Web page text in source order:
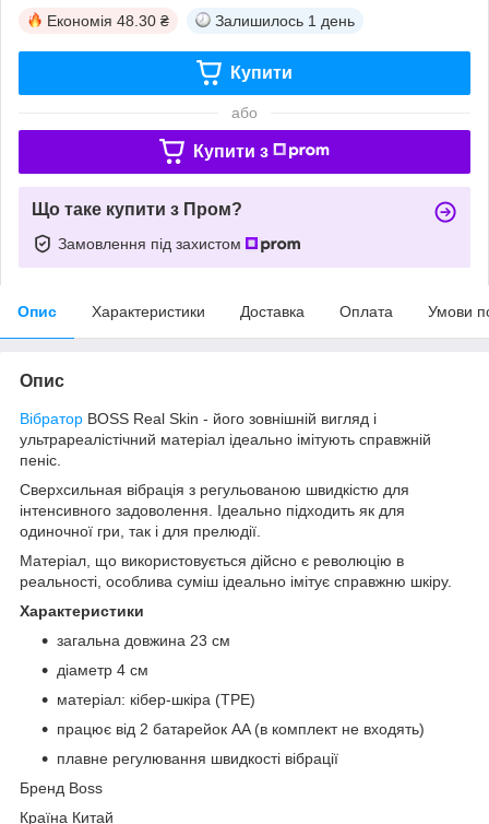
Економія 48.30 ₴ Залишилось 1 день
Купити
або
Купити з
Що таке купити з Пром?
Замовлення під захистом
Опис Характеристики Доставка Оплата Умови
Опис
Вібратор BOSS Real Skin - його зовнішній вигляд і
ультрареалістічний матеріал ідеально імітують справжній
пеніс.
Сверхсильная вібрація з регульованою швидкістю для
інтенсивного задоволення. Ідеально підходить як для
одиночної гри, так і для прелюдії.
Матеріал, що використовується дійсно є революцію в
реальності, особлива суміш ідеально імітує справжню шкіру.
Характеристики
загальна довжина 23 см
діаметр 4 см
матеріал: кібер-шкіра (TPE)
працює від 2 батарейок AA (в комплект не входять)
плавне регулювання швидкості вібрації
Бренд Boss
Країна Китай